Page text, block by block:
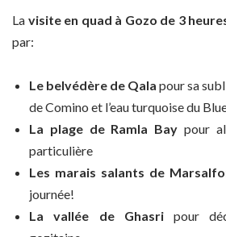
La visite en quad à Gozo de 3
par:
Le belvédère de Qala pour sa
de Comino et l’eau turquoise du
La plage de Ramla Bay pour
particulière
Les marais salants de
journée!
La vallée de Ghasripour